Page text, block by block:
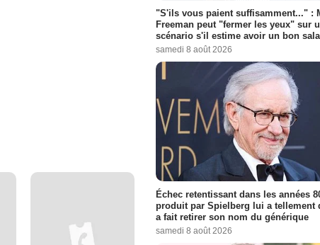
"S'ils vous paient suffisamment..." :
Freeman peut "fermer les yeux" sur
scénario s'il estime avoir un bon
samedi 8 août 2026
Échec retentissant dans les années
produit par Spielberg lui a tellement
a fait retirer son nom du générique
samedi 8 août 2026